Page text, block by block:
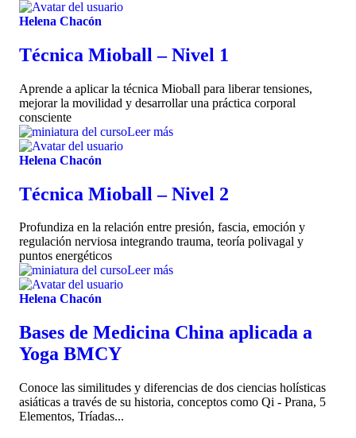
Helena Chacón
Técnica Mioball – Nivel 1
Aprende a aplicar la técnica Mioball para liberar tensiones,
mejorar la movilidad y desarrollar una práctica corporal
consciente
Leer más
Helena Chacón
Técnica Mioball – Nivel 2
Profundiza en la relación entre presión, fascia, emoción y
regulación nerviosa integrando trauma, teoría polivagal y
puntos energéticos
Leer más
Helena Chacón
Bases de Medicina China aplicada a
Yoga BMCY
Conoce las similitudes y diferencias de dos ciencias holísticas
asiáticas a través de su historia, conceptos como Qi - Prana, 5
Elementos, Tríadas...